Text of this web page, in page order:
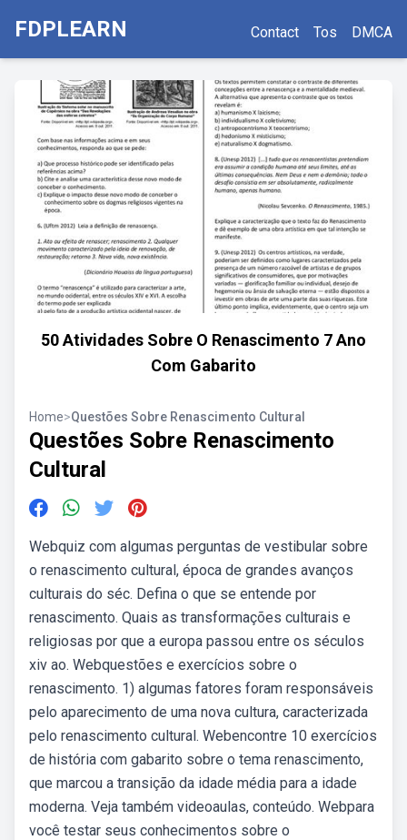
FDPLEARN Contact Tos DMCA
50 Atividades Sobre O Renascimento 7 Ano
Com Gabarito
Home>Questões Sobre Renascimento Cultural
Questões Sobre Renascimento
Cultural
Webquiz com algumas perguntas de vestibular sobre
o renascimento cultural, época de grandes avanços
culturais do séc. Defina o que se entende por
renascimento. Quais as transformações culturais e
religiosas por que a europa passou entre os séculos
xiv ao. Webquestões e exercícios sobre o
renascimento. 1) algumas fatores foram responsáveis
pelo aparecimento de uma nova cultura, caracterizada
pelo renascimento cultural. Webencontre 10 exercícios
de história com gabarito sobre o tema renascimento,
que marcou a transição da idade média para a idade
moderna. Veja também videoaulas, conteúdo. Webpara
você testar seus conhecimentos sobre o